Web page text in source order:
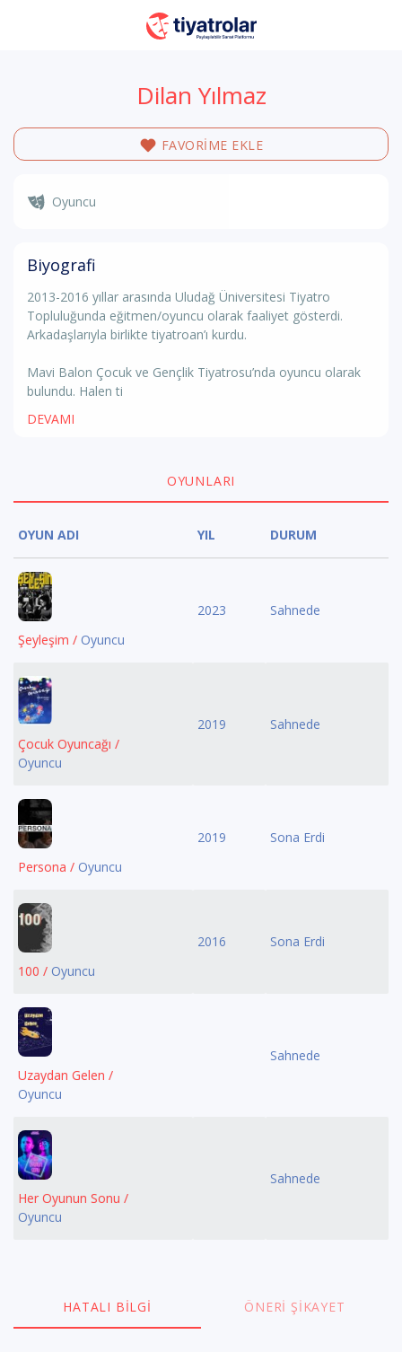
Dilan Yılmaz
FAVORİME EKLE
Oyuncu
Biyografi
2013-2016 yıllar arasında Uludağ Üniversitesi Tiyatro
Topluluğunda eğitmen/oyuncu olarak faaliyet gösterdi.
Arkadaşlarıyla birlikte tiyatroan’ı kurdu.
Mavi Balon Çocuk ve Gençlik Tiyatrosu’nda oyuncu olarak
bulundu. Halen ti
DEVAMI
OYUNLARI
OYUN ADI YIL DURUM
Şeyleşim / Oyuncu
2023 Sahnede
Çocuk Oyuncağı /
Oyuncu
2019 Sahnede
Persona / Oyuncu
2019 Sona Erdi
100 / Oyuncu
2016 Sona Erdi
Uzaydan Gelen /
Oyuncu
Sahnede
Her Oyunun Sonu /
Oyuncu
Sahnede
HATALI BILGI ÖNERI ŞIKAYET